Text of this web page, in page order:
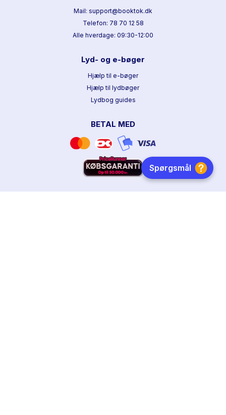
Mail: support@booktok.dk
Telefon: 78 70 12 58
Alle hverdage: 09:30-12:00
Lyd- og e-bøger
Hjælp til e-bøger
Hjælp til lydbøger
Lydbog guides
BETAL MED